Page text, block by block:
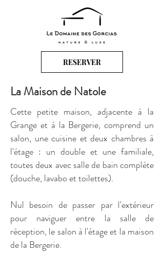
RESERVER
La Maison de Natole
Cette petite maison, adjacente à la
Grange et à la Bergerie, comprend un
salon, une cuisine et deux chambres à
l'étage : un double et une familiale,
toutes deux avec salle de bain complète
(douche, lavabo et toilettes).
Nul besoin de passer par l'extérieur
pour naviguer entre la salle de
réception, le salon à l'étage et la maison
de la Bergerie.